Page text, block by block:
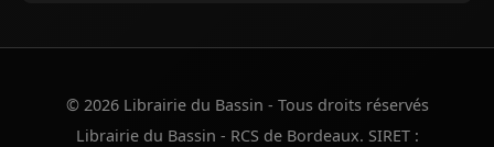
© 2026 Librairie du Bassin - Tous droits réservés
Librairie du Bassin - RCS de Bordeaux. SIRET :